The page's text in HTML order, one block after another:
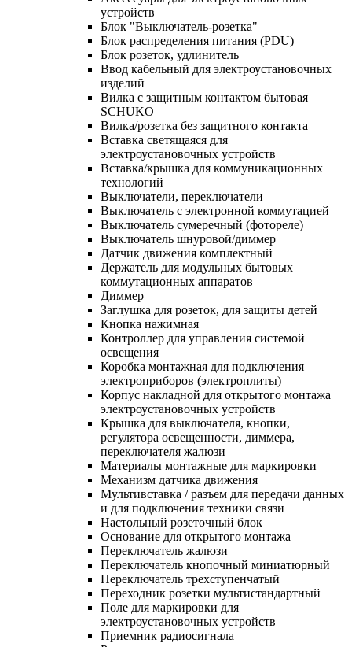
устройств
Блок "Выключатель-розетка"
Блок распределения питания (PDU)
Блок розеток, удлинитель
Ввод кабельный для электроустановочных
изделий
Вилка с защитным контактом бытовая
SCHUKO
Вилка/розетка без защитного контакта
Вставка светящаяся для
электроустановочных устройств
Вставка/крышка для коммуникационных
технологий
Выключатели, переключатели
Выключатель с электронной коммутацией
Выключатель сумеречный (фотореле)
Выключатель шнуровой/диммер
Датчик движения комплектный
Держатель для модульных бытовых
коммутационных аппаратов
Диммер
Заглушка для розеток, для защиты детей
Кнопка нажимная
Контроллер для управления системой
освещения
Коробка монтажная для подключения
электроприборов (электроплиты)
Корпус накладной для открытого монтажа
электроустановочных устройств
Крышка для выключателя, кнопки,
регулятора освещенности, диммера,
переключателя жалюзи
Материалы монтажные для маркировки
Механизм датчика движения
Мультивставка / разъем для передачи данных
и для подключения техники связи
Настольный розеточный блок
Основание для открытого монтажа
Переключатель жалюзи
Переключатель кнопочный миниатюрный
Переключатель трехступенчатый
Переходник розетки мультистандартный
Поле для маркировки для
электроустановочных устройств
Приемник радиосигнала